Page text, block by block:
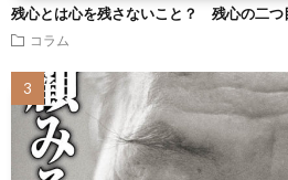
残心とは心を残さないこと？ 残心の二つ
コラム